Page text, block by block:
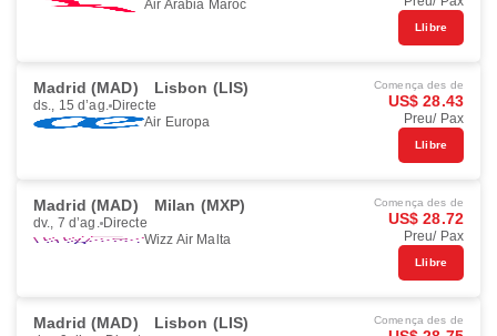
Air Arabia Maroc
Llibre
Madrid (MAD) Lisbon (LIS)
ds., 15 d’ag. Directe
Air Europa
Comença des de
US$ 28.43
Preu/ Pax
Llibre
Madrid (MAD) Milan (MXP)
dv., 7 d’ag. Directe
Wizz Air Malta
Comença des de
US$ 28.72
Preu/ Pax
Llibre
Madrid (MAD) Lisbon (LIS) Comença des de